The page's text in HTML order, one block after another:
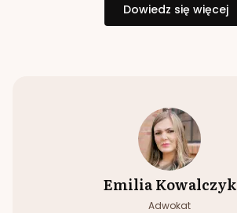
Dowiedz się więcej
Emilia Kowalczyk
Adwokat